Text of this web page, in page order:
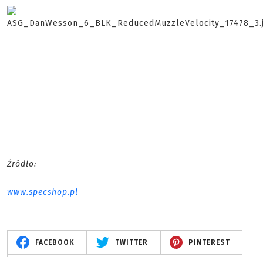
Źródło:
www.specshop.pl
FACEBOOK TWITTER PINTEREST